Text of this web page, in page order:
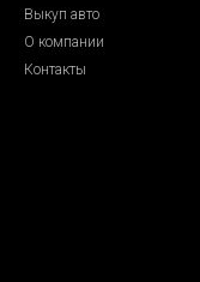
Выкуп авто
О компании
Контакты